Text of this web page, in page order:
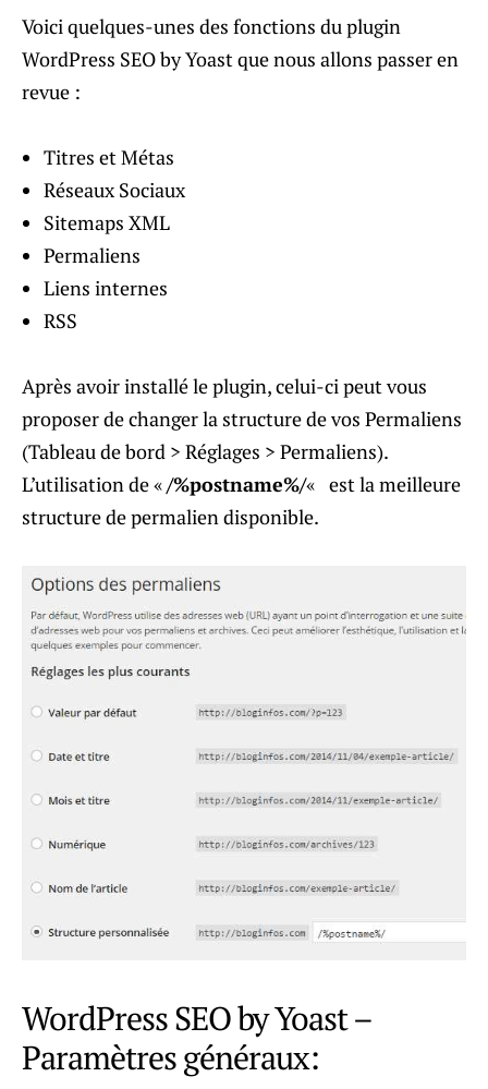
Voici quelques-unes des fonctions du plugin
WordPress SEO by Yoast que nous allons passer en
revue :
Titres et Métas
Réseaux Sociaux
Sitemaps XML
Permaliens
Liens internes
RSS
Après avoir installé le plugin, celui-ci peut vous
proposer de changer la structure de vos Permaliens
(Tableau de bord > Réglages > Permaliens).
L’utilisation de «/%postname%/« est la meilleure
structure de permalien disponible.
WordPress SEO by Yoast –
Paramètres généraux: